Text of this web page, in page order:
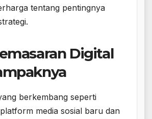
tentang pentingnya
Digital
berkembang seperti
media sosial baru dan